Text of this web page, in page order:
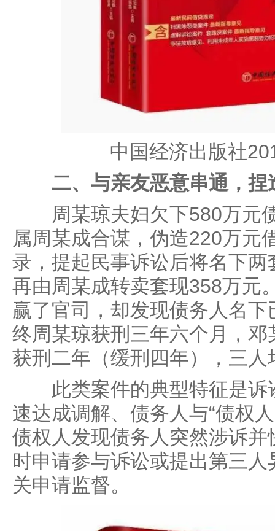
中国经济出版社
二、与亲友恶意串通，
周某琼夫妇欠下580万元
属周某成合谋，伪造220万元
录，提起民事诉讼后将名下两
再由周某成转卖套现358万元
赢了官司，却发现债务人名
终周某琼获刑三年六个月，
获刑二年（缓刑四年），三人
此类案件的典型特征是诉
速达成调解、债务人与“债权
债权人发现债务人突然涉诉
时申请参与诉讼或提出第三
关申请监督。